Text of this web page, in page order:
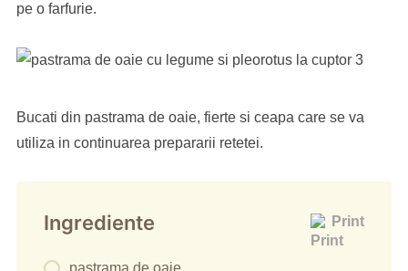
pe o farfurie.
Bucati din pastrama de oaie, fierte si ceapa care se va
utiliza in continuarea prepararii retetei.
Print
Ingrediente
pastrama de oaie,